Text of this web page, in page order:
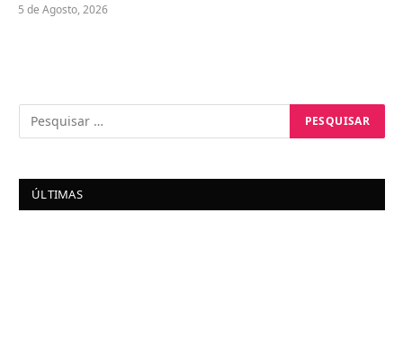
5 de Agosto, 2026
ÚLTIMAS